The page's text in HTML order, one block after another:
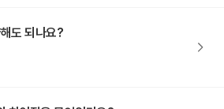
도 되나요?